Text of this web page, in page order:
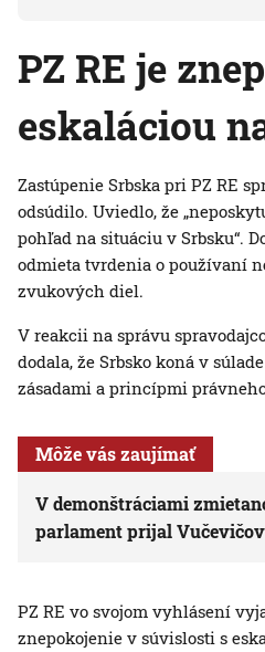
PZ RE je
eskaláciou
Zastúpenie Srbska pri PZ RE
odsúdilo. Uviedlo, že
pohľad na situáciu v Srbsku“.
odmieta tvrdenia o používaní
zvukových diel.
V reakcii na správu
dodala, že Srbsko koná v
zásadami a princípmi
Môže vás zaujímať
V demonštráciami
parlament prijal
PZ RE vo svojom vyhlásení
znepokojenie v súvislosti s